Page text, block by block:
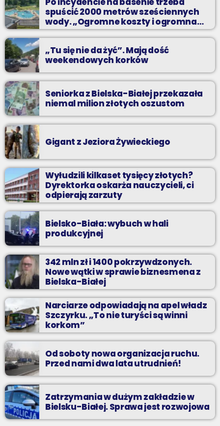
spuścić 2000 metrów sześciennych
wody. „Ogromne koszty i ogromna
praca”
„Tu się nie da żyć”. Mają dość
weekendowych korków
Seniorka z Bielska-Białej przekazała
niemal milion złotych oszustom
Gigant z Jeziora Żywieckiego
Wyłudzili kilkaset tysięcy złotych?
Dyrektorka oskarża nauczycieli, ci
odpierają zarzuty
Bielsko-Biała: wybuch w hali
produkcyjnej
342 mln zł i 1400 pokrzywdzonych.
Nowe wątki w sprawie biznesmena z
Bielska-Białej
Narciarze odpowiadają na apel władz
Szczyrku. „To nie turyści są winni
korkom”
Od soboty nowa organizacja ruchu.
Przed nami dwa lata utrudnień!
Zatrzymania w dużym zakładzie w
Bielsku-Białej. Sprawa jest rozwojowa